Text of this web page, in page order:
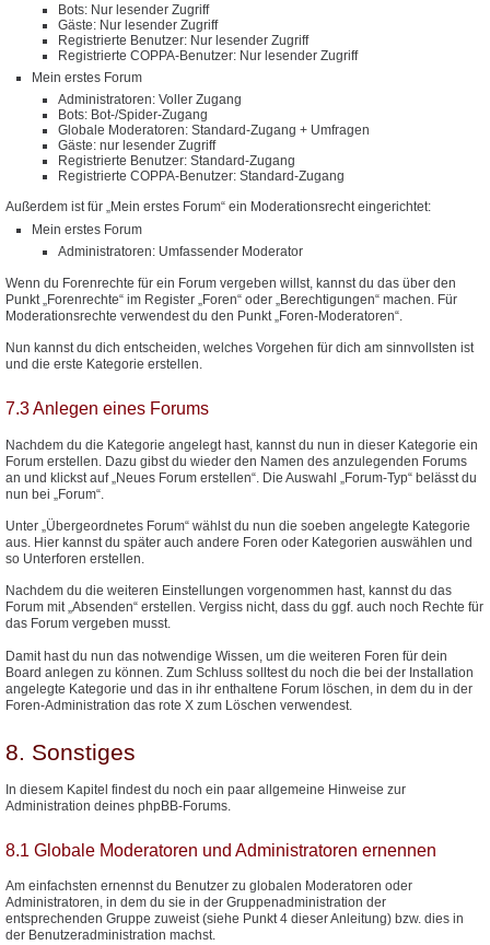
Bots: Nur lesender Zugriff
Gäste: Nur lesender Zugriff
Registrierte Benutzer: Nur lesender Zugriff
Registrierte COPPA-Benutzer: Nur lesender Zugriff
Mein erstes Forum
Administratoren: Voller Zugang
Bots: Bot-/Spider-Zugang
Globale Moderatoren: Standard-Zugang + Umfragen
Gäste: nur lesender Zugriff
Registrierte Benutzer: Standard-Zugang
Registrierte COPPA-Benutzer: Standard-Zugang
Außerdem ist für „Mein erstes Forum“ ein Moderationsrecht eingerichtet:
Mein erstes Forum
Administratoren: Umfassender Moderator
Wenn du Forenrechte für ein Forum vergeben willst, kannst du das über den
Punkt „Forenrechte“ im Register „Foren“ oder „Berechtigungen“ machen. Für
Moderationsrechte verwendest du den Punkt „Foren-Moderatoren“.
Nun kannst du dich entscheiden, welches Vorgehen für dich am sinnvollsten ist
und die erste Kategorie erstellen.
7.3 Anlegen eines Forums
Nachdem du die Kategorie angelegt hast, kannst du nun in dieser Kategorie ein
Forum erstellen. Dazu gibst du wieder den Namen des anzulegenden Forums
an und klickst auf „Neues Forum erstellen“. Die Auswahl „Forum-Typ“ belässt du
nun bei „Forum“.
Unter „Übergeordnetes Forum“ wählst du nun die soeben angelegte Kategorie
aus. Hier kannst du später auch andere Foren oder Kategorien auswählen und
so Unterforen erstellen.
Nachdem du die weiteren Einstellungen vorgenommen hast, kannst du das
Forum mit „Absenden“ erstellen. Vergiss nicht, dass du ggf. auch noch Rechte für
das Forum vergeben musst.
Damit hast du nun das notwendige Wissen, um die weiteren Foren für dein
Board anlegen zu können. Zum Schluss solltest du noch die bei der Installation
angelegte Kategorie und das in ihr enthaltene Forum löschen, in dem du in der
Foren-Administration das rote X zum Löschen verwendest.
8. Sonstiges
In diesem Kapitel findest du noch ein paar allgemeine Hinweise zur
Administration deines phpBB-Forums.
8.1 Globale Moderatoren und Administratoren ernennen
Am einfachsten ernennst du Benutzer zu globalen Moderatoren oder
Administratoren, in dem du sie in der Gruppenadministration der
entsprechenden Gruppe zuweist (siehe Punkt 4 dieser Anleitung) bzw. dies in
der Benutzeradministration machst.